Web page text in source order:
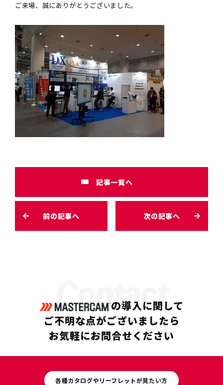
ご来場、誠にありがとうございました。
前の記事へ
記事一覧へ
次の記事へ
Contact
の導入に関して
ご不明な点がございましたら
お気軽にお問合せください
各種カタログやリーフレットが見たい方